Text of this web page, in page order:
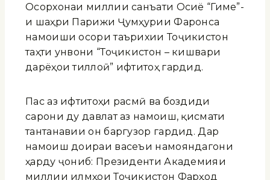
Осорхонаи миллии санъати Осиё “Гиме”-
и шаҳри Парижи Ҷумҳурии Фаронса
намоиши осори таърихии Тоҷикистон
таҳти унвони “Тоҷикистон – кишвари
дарёҳои тиллоӣ” ифтитоҳ гардид.
Пас аз ифтитоҳи расмӣ ва боздиди
сарони ду давлат аз намоиш, қисмати
тантанавии он баргузор гардид. Дар
намоиш доираи васеъи намояндагони
ҳарду ҷониб: Президенти Академияи
миллии илмҳои Тоҷикистон Фарҳод